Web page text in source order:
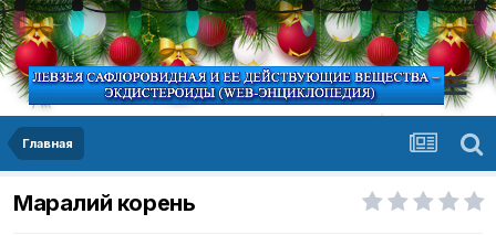
Главная
Маралий корень